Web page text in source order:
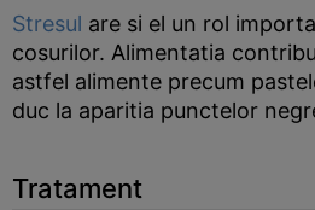
Stresul are si el un rol
cosurilor. Alimentatia
astfel alimente precum
duc la aparitia punctelor
Tratament